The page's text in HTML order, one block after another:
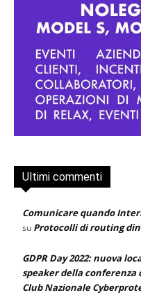
Ultimi commenti
Comunicare quando
su Protocolli di routing
GDPR Day 2022: nuova
speaker della
Club Nazionale